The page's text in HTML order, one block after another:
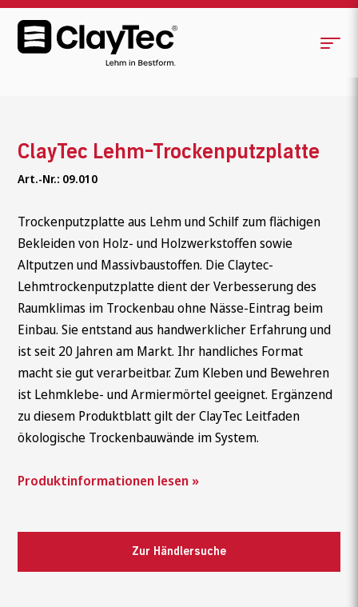
ClayTec Lehm-Trockenputzplatte
Art.-Nr.: 09.010
Trockenputzplatte aus Lehm und Schilf zum flächigen
Bekleiden von Holz- und Holzwerkstoffen sowie
Altputzen und Massivbaustoffen. Die Claytec-
Lehmtrockenputzplatte dient der Verbesserung des
Raumklimas im Trockenbau ohne Nässe-Eintrag beim
Einbau. Sie entstand aus handwerklicher Erfahrung und
ist seit 20 Jahren am Markt. Ihr handliches Format
macht sie gut verarbeitbar. Zum Kleben und Bewehren
ist Lehmklebe- und Armiermörtel geeignet. Ergänzend
zu diesem Produktblatt gilt der ClayTec Leitfaden
ökologische Trockenbauwände im System.
Produktinformationen lesen »
Zur Händlersuche